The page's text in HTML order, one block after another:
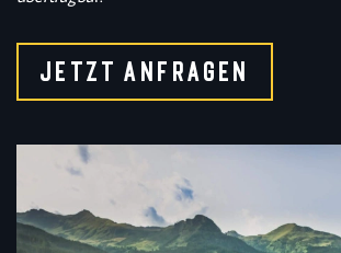
JETZT ANFRAGEN